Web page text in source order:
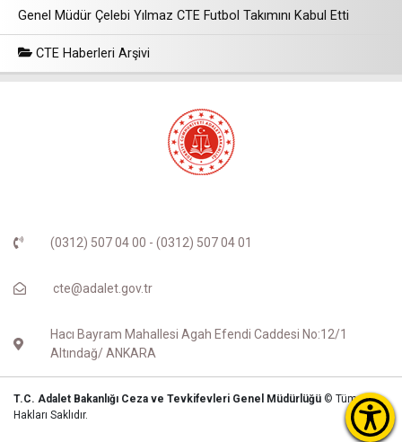
Genel Müdür Çelebi Yılmaz CTE Futbol Takımını Kabul Etti
CTE Haberleri Arşivi
(0312) 507 04 00 - (0312) 507 04 01
cte@adalet.gov.tr
Hacı Bayram Mahallesi Agah Efendi Caddesi No:12/1
Altındağ/ ANKARA
T.C. Adalet Bakanlığı Ceza ve Tevkifevleri Genel Müdürlüğü © Tüm
Hakları Saklıdır.